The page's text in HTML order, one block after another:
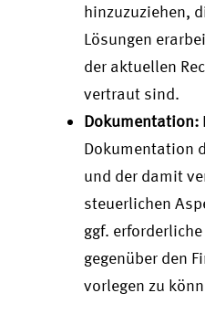
hinzuzuziehen,
Lösungen
der aktuellen
vertraut sind.
Dokumentation:
Dokumentation
und der damit
steuerlichen
ggf.
gegenüber den
vorlegen zu